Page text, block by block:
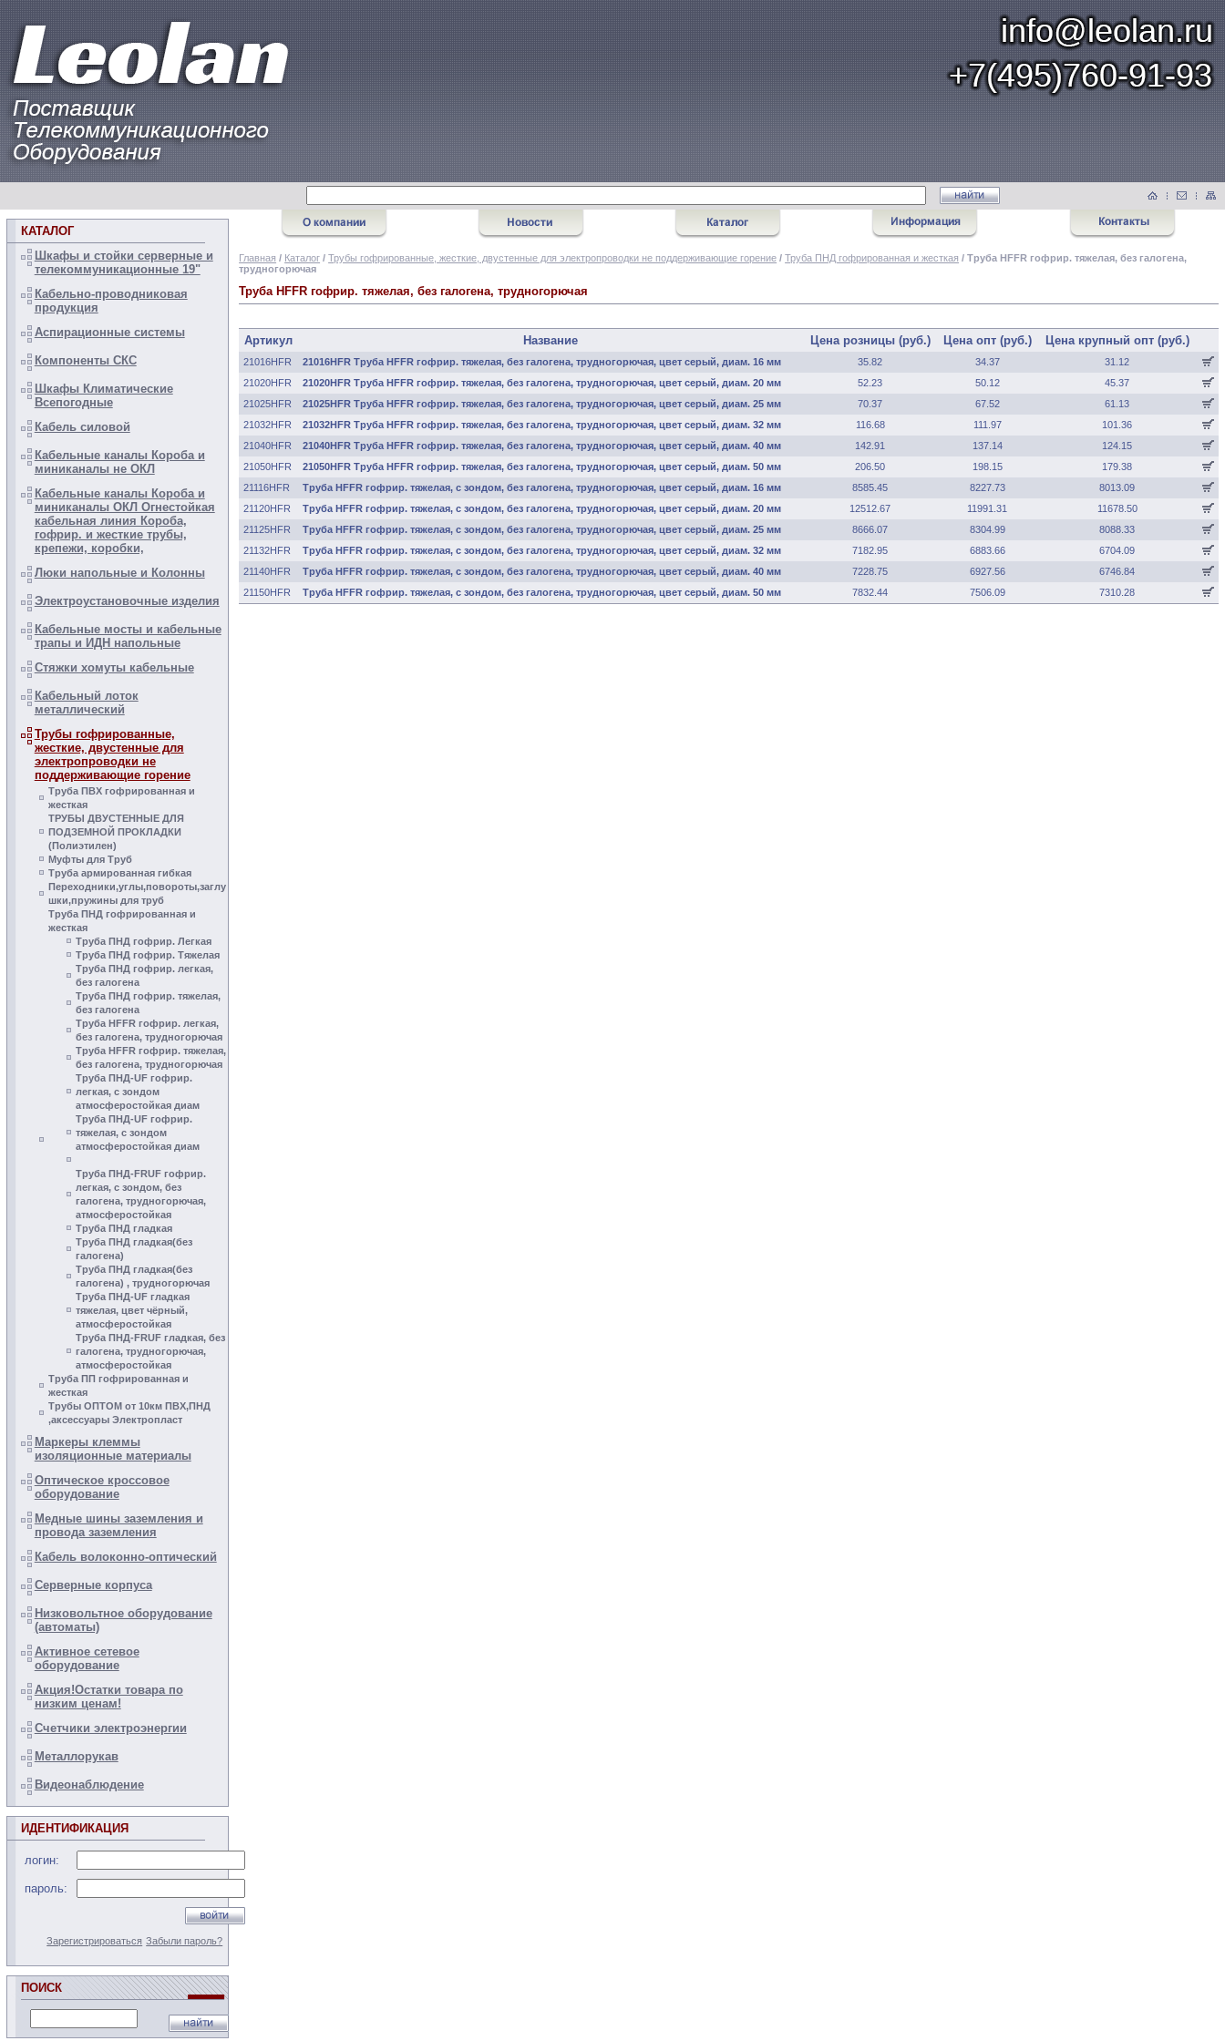
КАТАЛОГ
Шкафы и стойки серверные и
телекоммуникационные 19"
Кабельно-проводниковая
продукция
Аспирационные системы
Компоненты СКС
Шкафы Климатические
Всепогодные
Кабель силовой
Кабельные каналы Короба и
миниканалы не ОКЛ
Кабельные каналы Короба и
миниканалы ОКЛ Огнестойкая
кабельная линия Короба,
гофрир. и жесткие трубы,
крепежи, коробки,
Люки напольные и Колонны
Электроустановочные изделия
Кабельные мосты и кабельные
трапы и ИДН напольные
Стяжки хомуты кабельные
Кабельный лоток
металлический
Трубы гофрированные,
жесткие, двустенные для
электропроводки не
поддерживающие горение
Труба ПВХ гофрированная и
жесткая
ТРУБЫ ДВУСТЕННЫЕ ДЛЯ
ПОДЗЕМНОЙ ПРОКЛАДКИ
(Полиэтилен)
Муфты для Труб
Труба армированная гибкая
Переходники,углы,повороты,заглу
шки,пружины для труб
Труба ПНД гофрированная и
жесткая
Труба ПНД гофрир. Легкая
Труба ПНД гофрир. Тяжелая
Труба ПНД гофрир. легкая,
без галогена
Труба ПНД гофрир. тяжелая,
без галогена
Труба HFFR гофрир. легкая,
без галогена, трудногорючая
Труба HFFR гофрир. тяжелая,
без галогена, трудногорючая
Труба ПНД-UF гофрир.
легкая, с зондом
атмосферостойкая диам
Труба ПНД-UF гофрир.
тяжелая, с зондом
атмосферостойкая диам
Труба ПНД-FRUF гофрир.
легкая, с зондом, без
галогена, трудногорючая,
атмосферостойкая
Труба ПНД гладкая
Труба ПНД гладкая(без
галогена)
Труба ПНД гладкая(без
галогена) , трудногорючая
Труба ПНД-UF гладкая
тяжелая, цвет чёрный,
атмосферостойкая
Труба ПНД-FRUF гладкая, без
галогена, трудногорючая,
атмосферостойкая
Труба ПП гофрированная и
жесткая
Трубы ОПТОМ от 10км ПВХ,ПНД
,аксессуары Электропласт
Маркеры клеммы
изоляционные материалы
Оптическое кроссовое
оборудование
Медные шины заземления и
провода заземления
Кабель волоконно-оптический
Серверные корпуса
Низковольтное оборудование
(автоматы)
Активное сетевое
оборудование
Акция!Остатки товара по
низким ценам!
Счетчики электроэнергии
Металлорукав
Видеонаблюдение
ИДЕНТИФИКАЦИЯ
логин:
пароль:
Зарегистрироваться Забыли пароль?
ПОИСК
Главная / Каталог /Трубы гофрированные, жесткие, двустенные для электропроводки не поддерживающие горение /Труба ПНД гофрированная и жесткая / Труба HFFR гофрир. тяжелая, без галогена,
трудногорючая
Труба HFFR гофрир. тяжелая, без галогена, трудногорючая
Артикул Название Цена розницы (руб.) Цена опт (руб.) Цена крупный опт (руб.)
21016HFR 21016HFR Труба HFFR гофрир. тяжелая, без галогена, трудногорючая, цвет серый, диам. 16 мм 35.82 34.37
31.12
21020HFR
21020HFR Труба HFFR гофрир. тяжелая, без галогена, трудногорючая, цвет серый, диам. 20 мм 52.23 50.12
45.37
21025HFR
21025HFR Труба HFFR гофрир. тяжелая, без галогена, трудногорючая, цвет серый, диам. 25 мм 70.37 67.52
61.13
21032HFR
21032HFR Труба HFFR гофрир. тяжелая, без галогена, трудногорючая, цвет серый, диам. 32 мм 116.68 111.97
101.36
21040HFR
21040HFR Труба HFFR гофрир. тяжелая, без галогена, трудногорючая, цвет серый, диам. 40 мм 142.91 137.14
124.15
21050HFR
21050HFR Труба HFFR гофрир. тяжелая, без галогена, трудногорючая, цвет серый, диам. 50 мм 206.50 198.15
179.38
21116HFR
Труба HFFR гофрир. тяжелая, с зондом, без галогена, трудногорючая, цвет серый, диам. 16 мм 8585.45 8227.73
8013.09
21120HFR
Труба HFFR гофрир. тяжелая, с зондом, без галогена, трудногорючая, цвет серый, диам. 20 мм 12512.67 11991.31
11678.50
21125HFR
Труба HFFR гофрир. тяжелая, с зондом, без галогена, трудногорючая, цвет серый, диам. 25 мм 8666.07 8304.99
8088.33
21132HFR
Труба HFFR гофрир. тяжелая, с зондом, без галогена, трудногорючая, цвет серый, диам. 32 мм 7182.95 6883.66
6704.09
21140HFR
Труба HFFR гофрир. тяжелая, с зондом, без галогена, трудногорючая, цвет серый, диам. 40 мм 7228.75 6927.56
6746.84
21150HFR
Труба HFFR гофрир. тяжелая, с зондом, без галогена, трудногорючая, цвет серый, диам. 50 мм 7832.44 7506.09 7310.28